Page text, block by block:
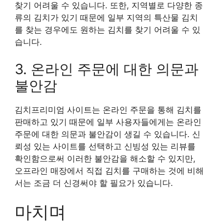
찾기 어려울 수 있습니다. 또한, 지역별로 다양한 종
류의 김치가 있기 때문에 일부 지역의 특산물 김치
를 찾는 경우에도 원하는 김치를 찾기 어려울 수 있
습니다.
3. 온라인 주문에 대한 의문과
불안감
김치프리미엄 사이트는 온라인 주문을 통해 김치를
판매하고 있기 때문에 일부 사용자들에게는 온라인
주문에 대한 의문과 불안감이 생길 수 있습니다. 신
뢰성 있는 사이트를 선택하고 신빙성 있는 리뷰를
확인함으로써 이러한 불안감을 해소할 수 있지만,
오프라인 매장에서 직접 김치를 구매하는 것에 비해
서는 조금 더 신경써야 할 필요가 있습니다.
마치며